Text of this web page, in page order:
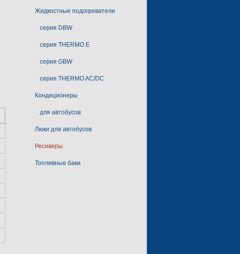
Жидкостные подогреватели
серия DBW
серия THERMO E
серия GBW
серия THERMO AC/DC
Кондиционеры
для автобусов
Люки для автобусов
Ресиверы
Топливные баки